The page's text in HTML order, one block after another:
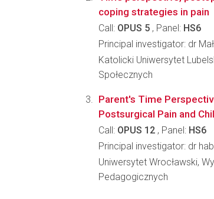
coping strategies in pain
Call: OPUS 5 , Panel: HS6
Principal investigator: dr
Katolicki Uniwersytet
Społecznych
Parent's Time
Postsurgical Pain and
Call: OPUS 12 , Panel: HS6
Principal investigator: dr
Uniwersytet Wrocławski,
Pedagogicznych